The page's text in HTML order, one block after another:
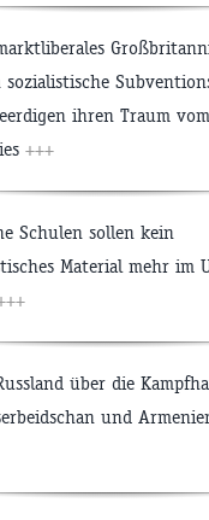
ihren Traum vom
+++
Schulen sollen kein
Material mehr im
über die
und